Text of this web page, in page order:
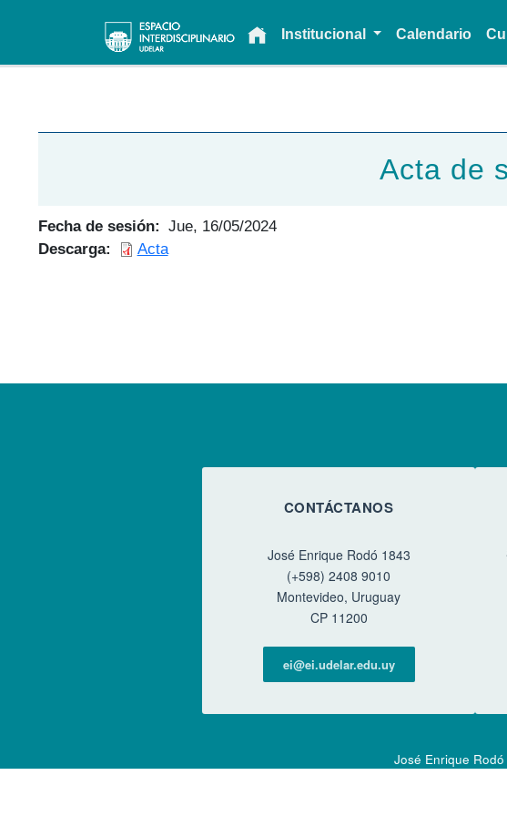
Main navigationInstitucional Calendario
Acta de
Fecha de sesión
Jue, 16/05/2024
Descarga
Acta
CONTÁCTANOS
José Enrique Rodó 1843
(+598) 2408 9010
Montevideo, Uruguay
CP 11200
ei@ei.udelar.edu.uy
José Enrique